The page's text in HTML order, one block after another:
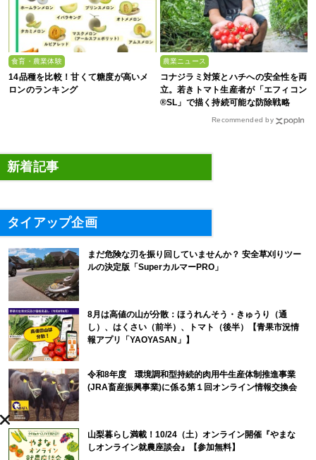
食育・農業体験
14品種を比較！甘くて糖度が高いメ
ロンのランキング
農業ニュース
コナジラミ対策とハチへの安全性を両
立。若きトマト生産者が「エフィコン
®SL」で描く持続可能な防除戦略
Recommended by
新着記事
タイアップ企画
まだ危険な刃を振り回していませんか？ 安全草刈りツー
ルの決定版「SuperカルマーPRO」
8月は高値の山が分散：ほうれんそう・きゅうり（通
し）、はくさい（前半）、トマト（後半）【青果市況情
報アプリ「YAOYASAN」】
令和8年度 環境調和型持続的肉用牛生産体制推進事業
(JRA畜産振興事業)に係る第１回オンライン情報交換会
山梨暮らし満載！10/24（土）オンライン開催『やまな
しオンライン就農座談会』【参加無料】